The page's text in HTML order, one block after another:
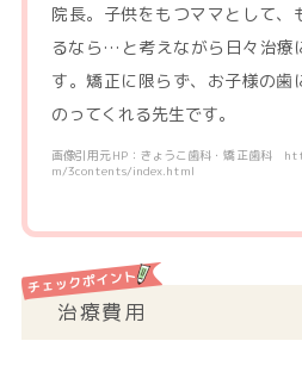
院長。子供をもつママとして、
るなら…と考えながら日々治療
す。矯正に限らず、お子様の歯
のってくれる先生です。
画像引用元HP：きょうこ歯科・矯正歯科
m/3contents/index.html
治療費用